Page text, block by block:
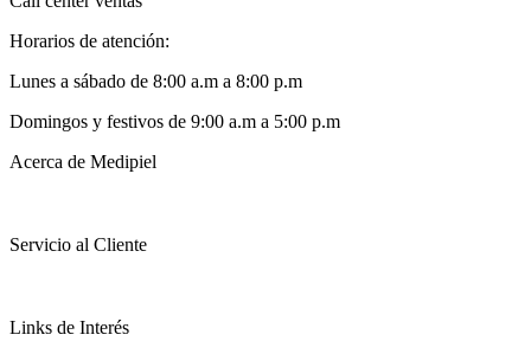
Horarios de atención:
Lunes a sábado de 8:00 a.m a 8:00 p.m
Domingos y festivos de 9:00 a.m a 5:00 p.m
Acerca de Medipiel
Servicio al Cliente
Links de Interés